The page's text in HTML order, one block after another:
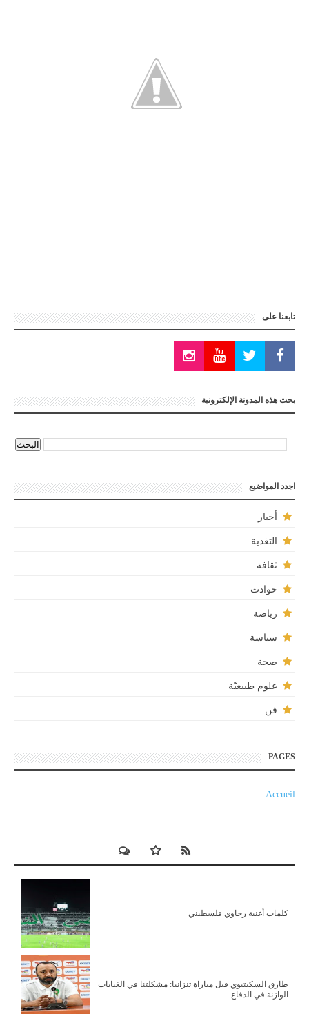
تابعنا على
بحث هذه المدونة الإلكترونية
اجدد المواضيع
أخبار
التغدية
ثقافة
حوادث
رياضة
سياسة
صحة
علوم طبيعيّة
فن
PAGES
Accueil
كلمات أغنية رجاوي فلسطيني
طارق السكيتيوي قبل مباراة تنزانيا: مشكلتنا في الغيابات
الوازنة في الدفاع